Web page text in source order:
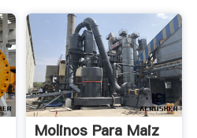
Molinos Para Maiz